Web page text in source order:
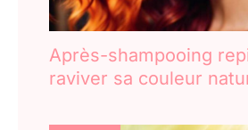
Après-shampooing
raviver sa couleur